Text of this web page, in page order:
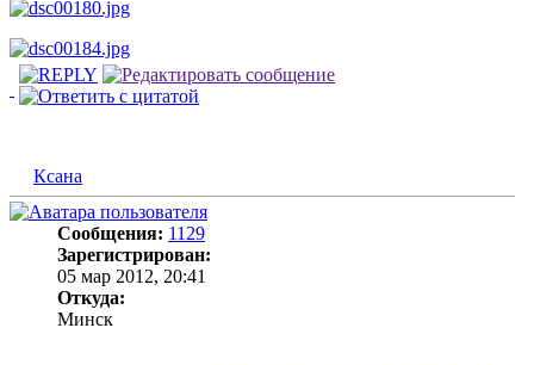
Ксана
Сообщения: 1129
Зарегистрирован:
05 мар 2012, 20:41
Откуда:
Минск